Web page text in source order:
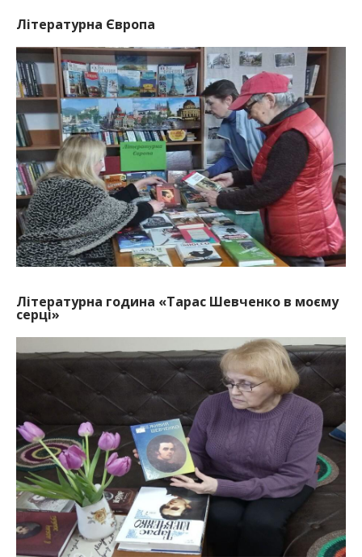
Літературна Європа
Літературна година «Тарас Шевченко в моєму
серці»